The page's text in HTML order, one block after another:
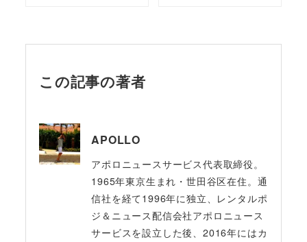
この記事の著者
APOLLO
アポロニュースサービス代表取締役。
1965年東京生まれ・世田谷区在住。通
信社を経て1996年に独立、レンタルポ
ジ＆ニュース配信会社アポロニュース
サービスを設立した後、2016年にはカ